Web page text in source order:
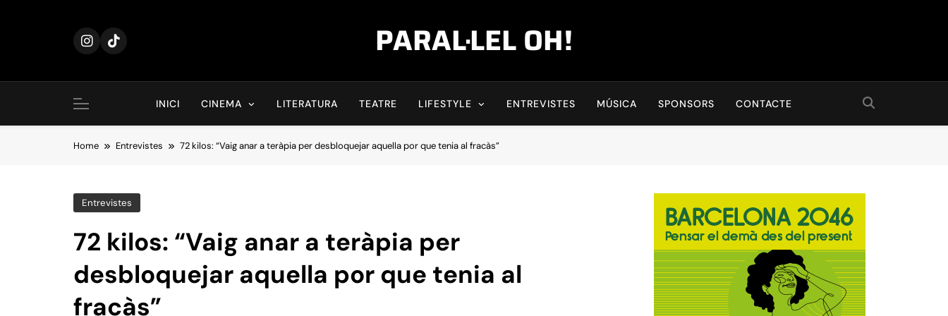
PARAL·LEL OH!
INICI CINEMA LITERATURA TEATRE LIFESTYLE ENTREVISTES MÚSICA SPONSORS CONTACTE
Home Entrevistes 72 kilos: “Vaig anar a teràpia per desbloquejar aquella por que tenia al fracàs”
Entrevistes
72 kilos: “Vaig anar a teràpia per
desbloquejar aquella por que tenia al
fracàs”